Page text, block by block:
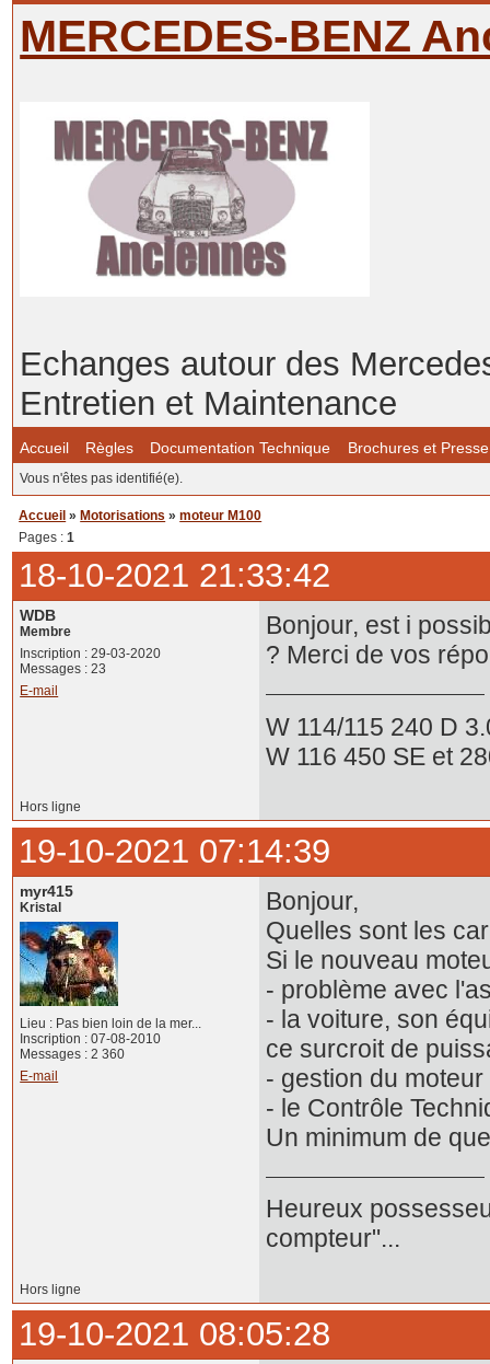
MERCEDES-BENZ
Echanges autour des
Entretien et Maintenance
Accueil Règles Documentation Technique Brochures et Presse
Vous n'êtes pas identifié(e).
Accueil » Motorisations »moteur M100
Pages :1
18-10-2021 21:33:42
WDB
Membre
Inscription : 29-03-2020
Messages : 23
E-mail
Bonjour, est i
? Merci de vos
W 114/115 240 D
W 116 450 SE et
Hors ligne
19-10-2021 07:14:39
myr415
Kristal
Lieu : Pas bien loin de la mer...
Inscription : 07-08-2010
Messages : 2 360
E-mail
Bonjour,
Quelles sont les
Si le nouveau
- problème avec
- la voiture, son
ce surcroit de
- gestion du
- le Contrôle
Un minimum de
Heureux
compteur"...
Hors ligne
19-10-2021 08:05:28